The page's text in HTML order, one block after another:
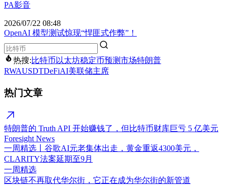
PA影音
2026/07/22 08:48
OpenAI 模型测试惊现“悍匪式作弊”！
热搜:比特币 以太坊稳定币预测市场特朗普
RWAUSDTDeFiAI美联储主席
热门文章
特朗普的 Truth API 开始赚钱了，但比特币财库巨亏 5 亿美元
Foresight News
一周精选丨谷歌AI元老集体出走，黄金重返4300美元，
CLARITY法案延期至9月
一周精选
区块链不再取代华尔街，它正在成为华尔街的新管道